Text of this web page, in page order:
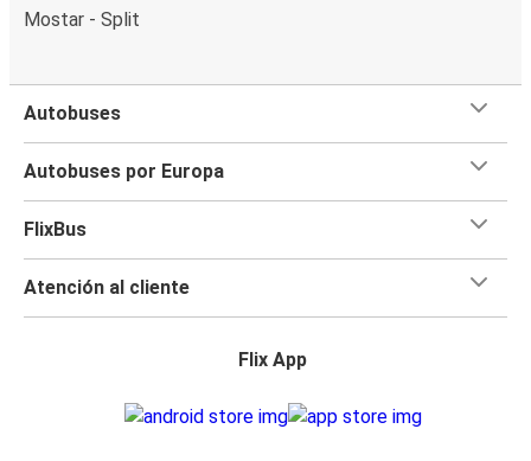
Mostar - Split
Autobuses
Autobuses por Europa
FlixBus
Atención al cliente
Flix App